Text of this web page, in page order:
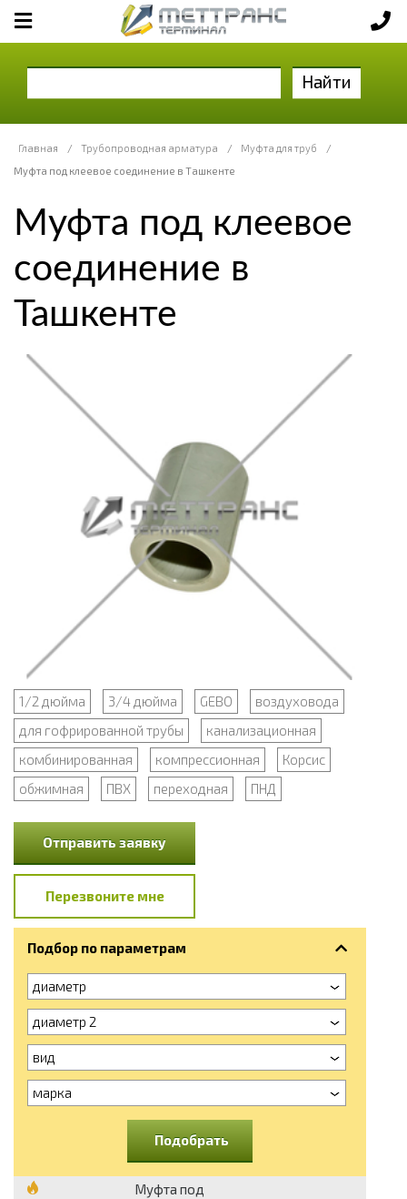
Найти
Главная / Трубопроводная арматура / Муфта для труб
/
Муфта под клеевое соединение в Ташкенте
Муфта под клеевое
соединение в
Ташкенте
1/2 дюйма 3/4 дюйма GEBO
воздуховода
для гофрированной трубы
канализационная
комбинированная
компрессионная
Корсис
обжимная
ПВХ переходная ПНД
Отправить заявку
Перезвоните мне
Подбор по параметрам
диаметр
диаметр 2
вид
марка
Подобрать
Муфта под